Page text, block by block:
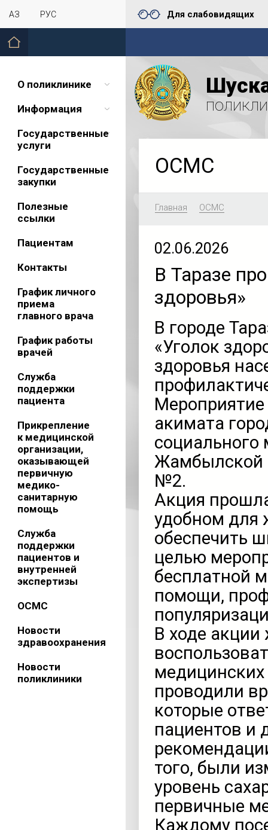
ҚАЗ РУС Для слабовидящих
О поликлинике
Информация
Государственные
услуги
Государственные
закупки
Полезные
ссылки
Пациентам
Контакты
График личного
приема
главного врача
График работы
врачей
Служба
поддержки
пациента
Прикрепление
к медицинской
организации,
оказывающей
первичную
медико-
санитарную
помощь
Служба
поддержки
пациентов и
внутренней
экспертизы
ОСМС
Новости
здравоохранения
Новости
поликлиники
ОСМС
Главная ОСМС
02.06.2026
В Таразе
здоровья»
В городе
«Уголок
здоровья
акимата
социального
Жамбылской
№2.
Акция
удобном для
обеспечить
целью
бесплатной
помощи,
В ходе
медицинских
проводили
которые
пациентов и
того, были
уровень
первичные
Каждому